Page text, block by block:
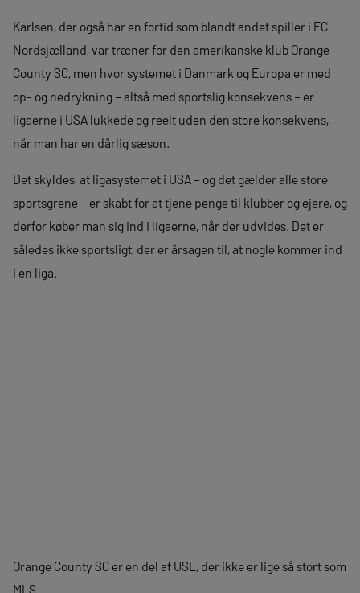
Karlsen, der også har en fortid som blandt andet spiller i FC
Nordsjælland, var træner for den amerikanske klub Orange
County SC, men hvor systemet i Danmark og Europa er med
op- og nedrykning – altså med sportslig konsekvens – er
ligaerne i USA lukkede og reelt uden den store konsekvens,
når man har en dårlig sæson.
Det skyldes, at ligasystemet i USA – og det gælder alle store
sportsgrene – er skabt for at tjene penge til klubber og ejere, og
derfor køber man sig ind i ligaerne, når der udvides. Det er
således ikke sportsligt, der er årsagen til, at nogle kommer ind
i en liga.
Orange County SC er en del af USL, der ikke er lige så stort som
MLS.